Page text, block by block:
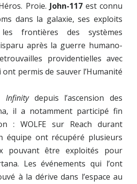
Proie. John-117est connu
dans la galaxie, ses exploits
frontières des systèmes
après la guerre humano-
providentielles avec
ont permis de sauver l’Humanité
Infinitydepuis l’ascension des
il a notamment participé fin
: WOLFE sur Reach durant
équipe ont récupéré plusieurs
pouvant être exploités pour
Les événements qui l’ont
à la dérive dans l’espace au